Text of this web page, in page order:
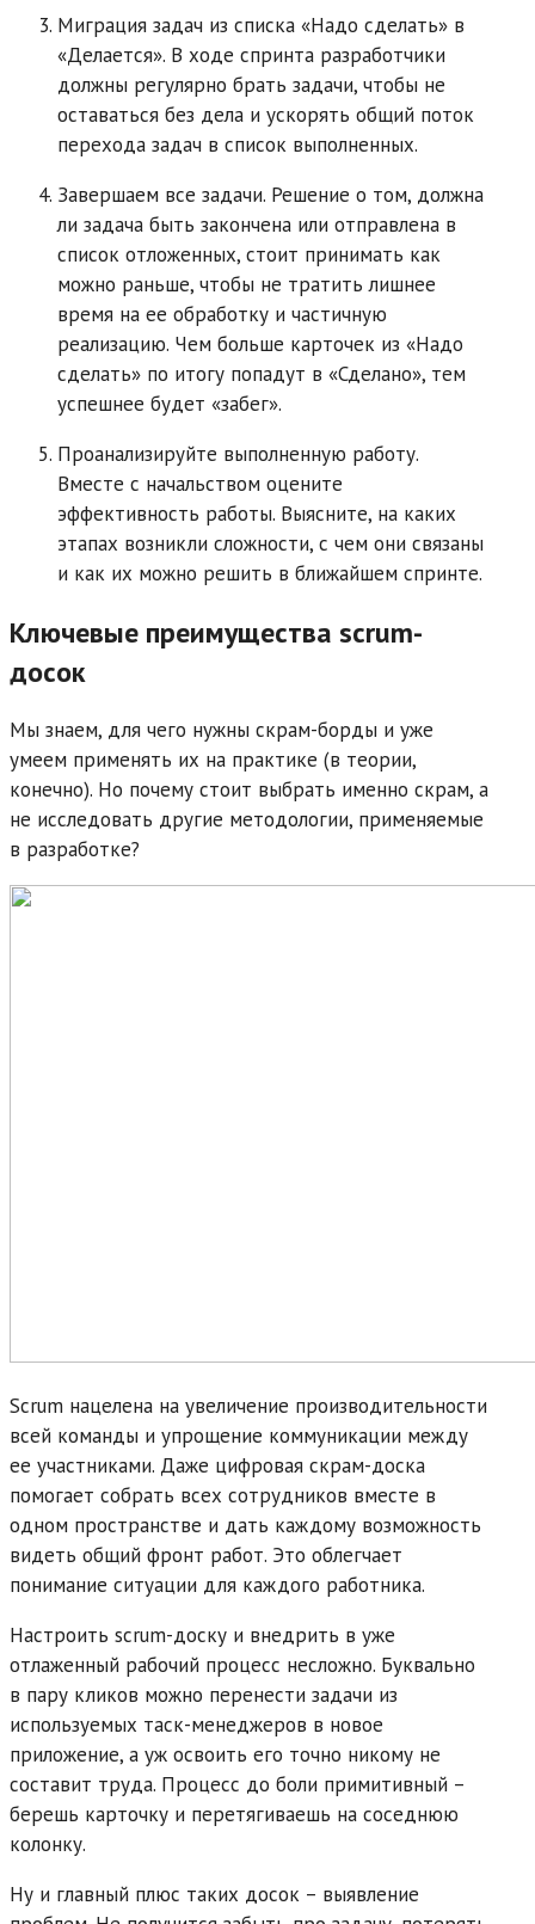
Миграция задач из списка «Надо сделать» в
«Делается». В ходе спринта разработчики
должны регулярно брать задачи, чтобы не
оставаться без дела и ускорять общий поток
перехода задач в список выполненных.
Завершаем все задачи. Решение о том, должна
ли задача быть закончена или отправлена в
список отложенных, стоит принимать как
можно раньше, чтобы не тратить лишнее
время на ее обработку и частичную
реализацию. Чем больше карточек из «Надо
сделать» по итогу попадут в «Сделано», тем
успешнее будет «забег».
Проанализируйте выполненную работу.
Вместе с начальством оцените
эффективность работы. Выясните, на каких
этапах возникли сложности, с чем они связаны
и как их можно решить в ближайшем спринте.
Ключевые преимущества scrum-
досок
Мы знаем, для чего нужны скрам-борды и уже
умеем применять их на практике (в теории,
конечно). Но почему стоит выбрать именно скрам, а
не исследовать другие методологии, применяемые
в разработке?
Scrum нацелена на увеличение производительности
всей команды и упрощение коммуникации между
ее участниками. Даже цифровая скрам-доска
помогает собрать всех сотрудников вместе в
одном пространстве и дать каждому возможность
видеть общий фронт работ. Это облегчает
понимание ситуации для каждого работника.
Настроить scrum-доску и внедрить в уже
отлаженный рабочий процесс несложно. Буквально
в пару кликов можно перенести задачи из
используемых таск-менеджеров в новое
приложение, а уж освоить его точно никому не
составит труда. Процесс до боли примитивный –
берешь карточку и перетягиваешь на соседнюю
колонку.
Ну и главный плюс таких досок – выявление